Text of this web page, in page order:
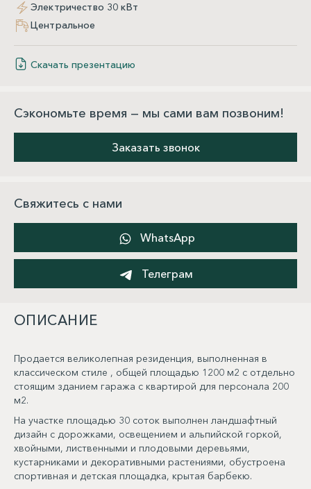
Электричество 30 кВт
Центральное
Скачать презентацию
Сэкономьте время — мы сами вам позвоним!
Заказать звонок
Свяжитесь с нами
WhatsApp
Телеграм
ОПИСАНИЕ
Продается великолепная резиденция, выполненная в
классическом стиле , общей площадью 1200 м2 с отдельно
стоящим зданием гаража с квартирой для персонала 200
м2.
На участке площадью 30 соток выполнен ландшафтный
дизайн с дорожками, освещением и альпийской горкой,
хвойными, лиственными и плодовыми деревьями,
кустарниками и декоративными растениями, обустроена
спортивная и детская площадка, крытая барбекю.